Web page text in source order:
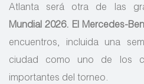
Atlanta será otra de las
Mundial 2026. El Mercedes-
encuentros, incluida una
ciudad como uno de los
importantes del torneo.